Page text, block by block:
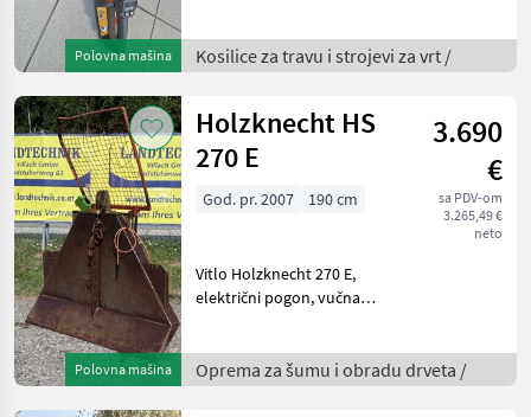
Polovna mašina
Značajke: digitalna
upravljačka ploča, način
Kosilice za travu i strojevi za vrt /
Polovna mašina
Holzknecht HS
270 E
3.690
€
sa PDV-om
3.265,49 €
neto
God. pr. 2007 190 cm
Vitlo Holzknecht 270 E,
električni pogon, vučna
završna kuka i kardansko
vratilo, nosač motorne pile,
Oprema za šumu i obradu drveta /